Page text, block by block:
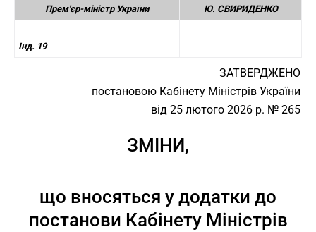
Прем'єр-міністр України Ю. СВИРИДЕНКО
Інд. 19
ЗАТВЕРДЖЕНО
постановою Кабінету Міністрів України
від 25 лютого 2026 р. № 265
ЗМІНИ,
що вносяться у додатки до
постанови Кабінету Міністрів